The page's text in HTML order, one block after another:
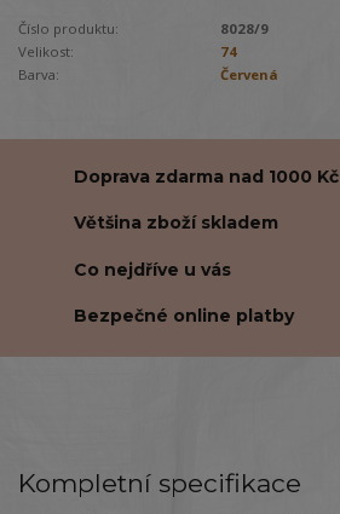
Číslo produktu:
8028/9
Velikost:
74
Barva:
Červená
Doprava zdarma nad 1000 Kč
Většina zboží skladem
Co nejdříve u vás
Bezpečné online platby
Kompletní specifikace